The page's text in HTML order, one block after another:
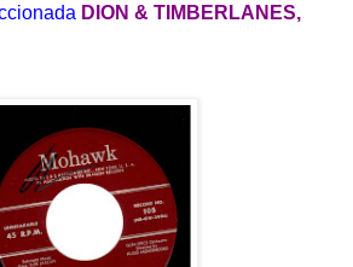
DION & TIMBERLANES,